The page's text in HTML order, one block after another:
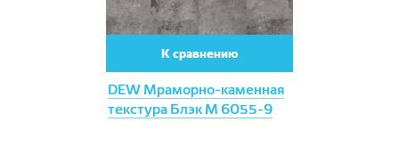
DEW Мраморно-каменная
текстура Блэк М 6055-9
К сравнению